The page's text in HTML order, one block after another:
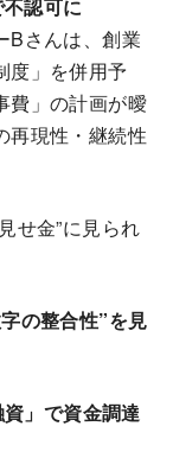
認可に
Bさんは、創業
度」を併用予
費」の計画が曖
再現性・継続性
せ金”に見られ
の整合性”を見
」で資金調達